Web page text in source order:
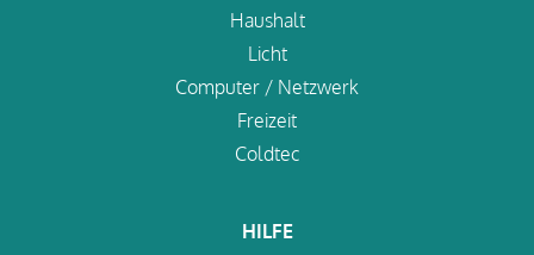
Haushalt
Licht
Computer / Netzwerk
Freizeit
Coldtec
HILFE